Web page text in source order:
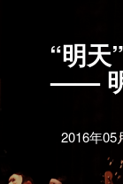
“明天
—— 明
2016年05